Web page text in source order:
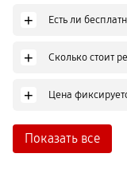
+ Есть ли
+ Сколько стоит
+ Цена
Показать все